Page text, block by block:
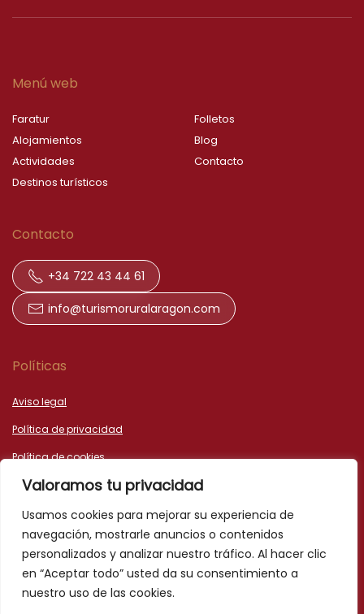
Valoramos tu privacidad
Usamos cookies para mejorar su experiencia de
navegación, mostrarle anuncios o contenidos
personalizados y analizar nuestro tráfico. Al hacer clic
en “Aceptar todo” usted da su consentimiento a
nuestro uso de las cookies.
Menú web
Faratur
Alojamientos
Actividades
Destinos turísticos
Folletos
Blog
Contacto
Contacto
+34 722 43 44 61
info@turismoruralaragon.com
Políticas
Aviso legal
Política de privacidad
Política de cookies
Declaración de accesibilidad